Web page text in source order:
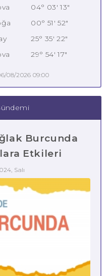
04° 03' 13"
00° 51' 52"
25° 35' 22"
29° 54' 17"
08/2026 09:00
Burcunda
Etkileri
Salı